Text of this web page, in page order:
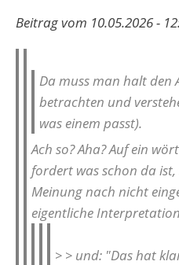
Beitrag vom 10.05.2026 -
Da muss man halt den
betrachten und
was einem passt).
Ach so? Aha? Auf ein
fordert was schon da
Meinung nach nicht
eigentliche
> > und: "Das hat